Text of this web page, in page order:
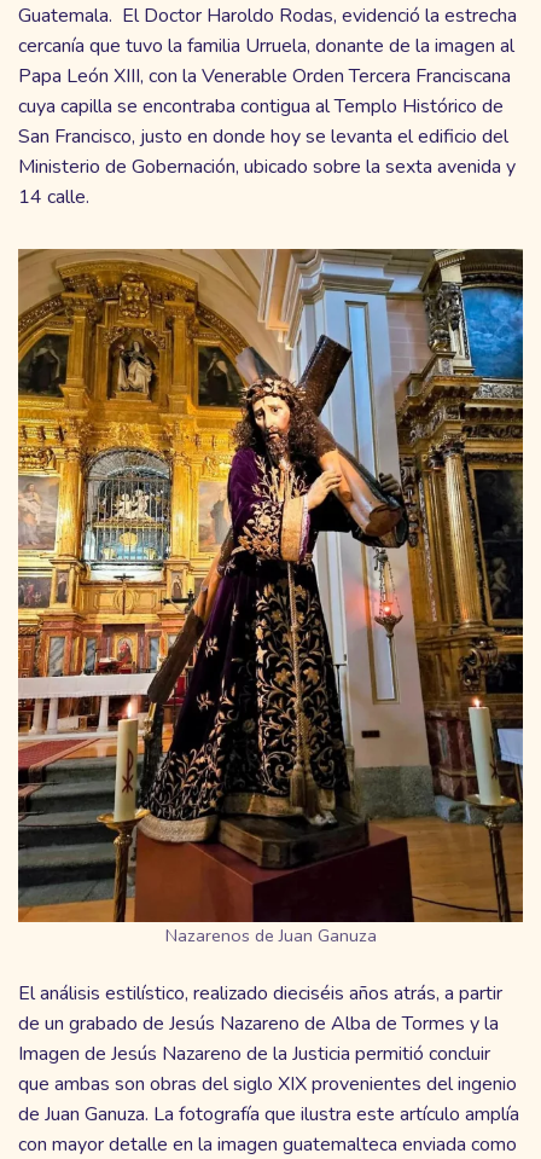
Guatemala. El Doctor Haroldo Rodas, evidenció la estrecha
cercanía que tuvo la familia Urruela, donante de la imagen al
Papa León XIII, con la Venerable Orden Tercera Franciscana
cuya capilla se encontraba contigua al Templo Histórico de
San Francisco, justo en donde hoy se levanta el edificio del
Ministerio de Gobernación, ubicado sobre la sexta avenida y
14 calle.
Nazarenos de Juan Ganuza
El análisis estilístico, realizado dieciséis años atrás, a partir
de un grabado de Jesús Nazareno de Alba de Tormes y la
Imagen de Jesús Nazareno de la Justicia permitió concluir
que ambas son obras del siglo XIX provenientes del ingenio
de Juan Ganuza. La fotografía que ilustra este artículo amplía
con mayor detalle en la imagen guatemalteca enviada como